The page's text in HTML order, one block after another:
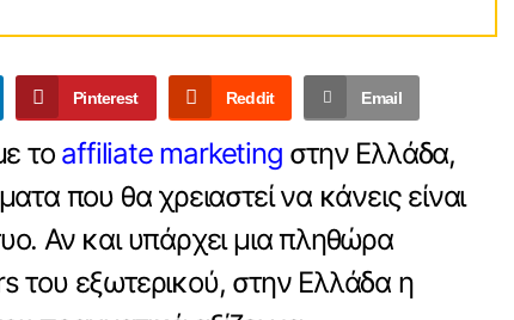
Pinterest Reddit Email
το affiliate marketing στην Ελλάδα,
που θα χρειαστεί να κάνεις είναι
Αν και υπάρχει μια πληθώρα
του εξωτερικού, στην Ελλάδα η